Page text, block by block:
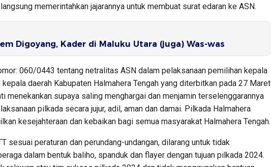
memerintahkan jajarannya untuk membuat surat edaran ke ASN.
Digoyang, Kader di Maluku Utara (juga) Was-was
060/0443 tentang netralitas ASN dalam pelaksanaan pemilihan kepala
daerah Kabupaten Halmahera Tengah yang diterbitkan pada 27 Maret
menekankan supaya saling menghargai dan menjamin terselenggarannya
pilkada secara jujur, adil, aman dan damai. Pilkada Halmahera
kesejahteraan dan kebaikan bagi semua masyarakat Halmahera Tengah.
sesuai peraturan dan perundang-undangan, dilarang untuk tidak
dalam bentuk baliho, spanduk dan flayer dengan tujuan pilkada 2024.